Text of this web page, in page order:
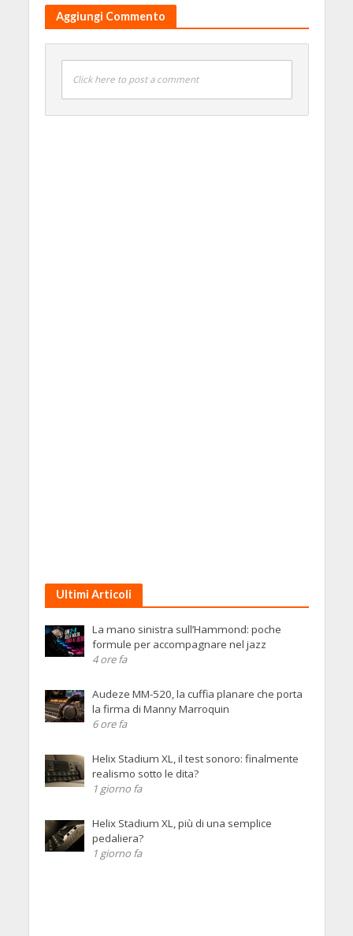
Aggiungi Commento
Click here to post a comment
Ultimi Articoli
La mano sinistra sull’Hammond: poche
formule per accompagnare nel jazz
4 ore fa
Audeze MM-520, la cuffia planare che porta
la firma di Manny Marroquin
6 ore fa
Helix Stadium XL, il test sonoro: finalmente
realismo sotto le dita?
1 giorno fa
Helix Stadium XL, più di una semplice
pedaliera?
1 giorno fa